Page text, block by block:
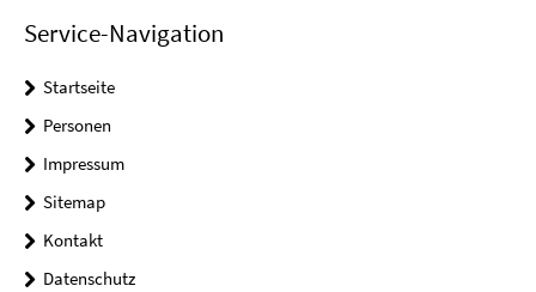
Service-Navigation
Startseite
Personen
Impressum
Sitemap
Kontakt
Datenschutz